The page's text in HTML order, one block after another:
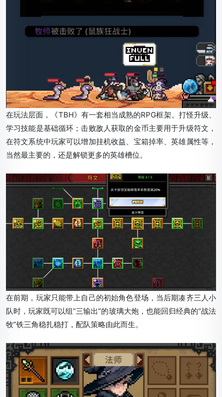
在玩法层面，《TBH》有一套相当成熟的RPG框架。打怪升级、
学习技能是基础循环；击败敌人获取的金币主要用于升级符文，
在符文系统中玩家可以增加挂机收益、宝箱掉率、英雄属性等，
当然最主要的，还是解锁更多的英雄槽位。
在前期，玩家只能带上自己的初始角色登场，当后期凑齐三人小
队时，玩家既可以组“三输出”的玻璃大炮，也能回归经典的“战法
牧”铁三角稳扎稳打，配队策略由此而生。